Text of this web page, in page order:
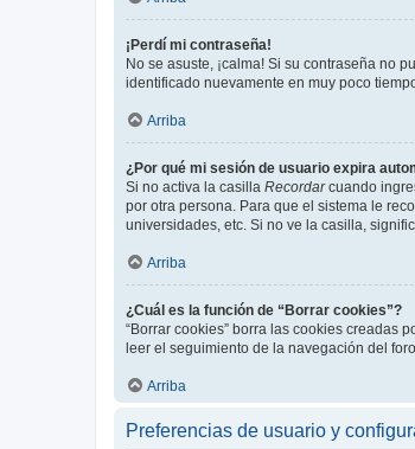
¡Perdí mi contraseña!
No se asuste, ¡calma! Si su contraseña no
identificado nuevamente en muy poco
Arriba
¿Por qué mi sesión de usuario expira
Si no activa la casilla Recordarcuando
por otra persona. Para que el sistema le
universidades, etc. Si no ve la casilla,
Arriba
¿Cuál es la función de “Borrar cookies”?
“Borrar cookies” borra las cookies creadas
leer el seguimiento de la navegación del
Arriba
Preferencias de usuario y